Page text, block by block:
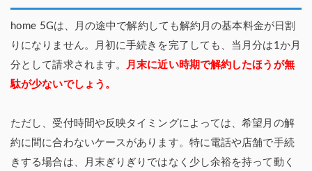
home 5Gは、月の途中で解約しても解約月の基本料金が日割
りになりません。月初に手続きを完了しても、当月分は1か月
分として請求されます。
月末に近い時期で解約したほうが無
駄が少ないでしょう。
ただし、受付時間や反映タイミングによっては、希望月の解
約に間に合わないケースがあります。特に電話や店舗で手続
きする場合は、月末ぎりぎりではなく少し余裕を持って動く